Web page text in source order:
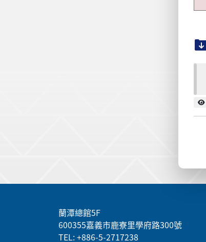
蘭潭總館5F
600355嘉義市鹿寮里學府路300號
TEL: +886-5-2717238